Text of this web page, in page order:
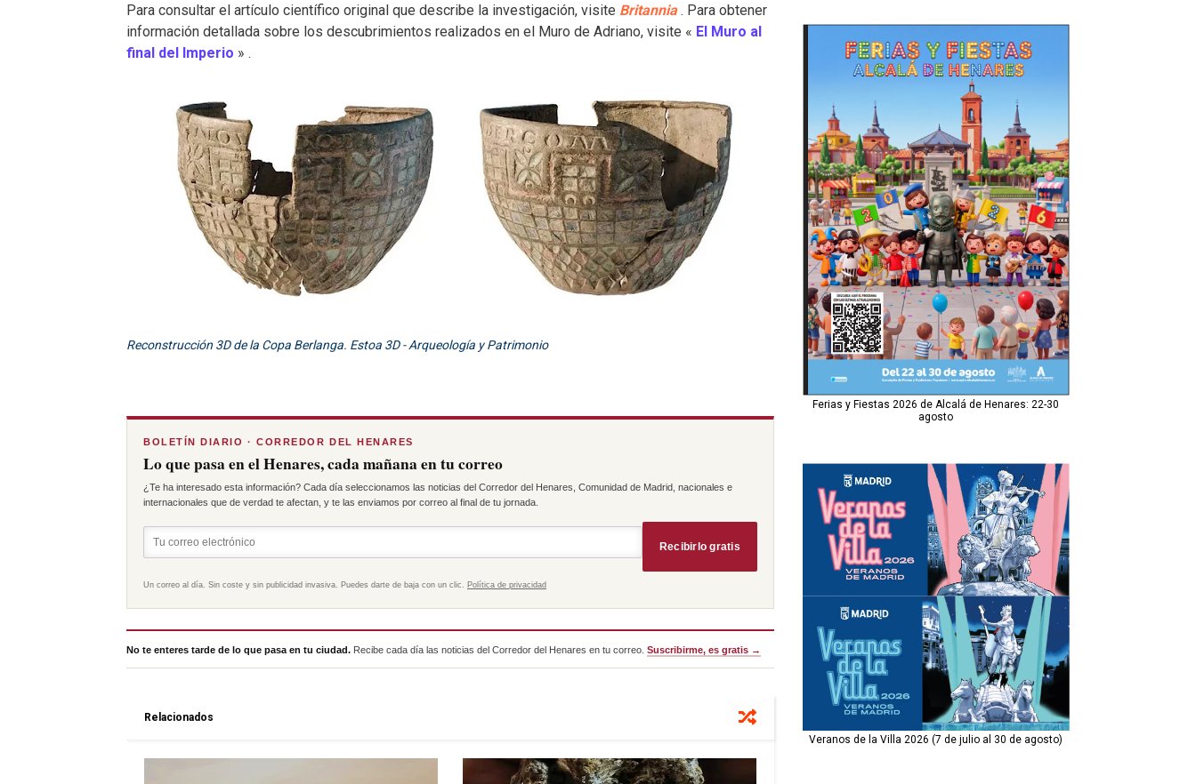
Para consultar el artículo científico original que describe la investigación, visite Britannia . Para obtener
información detallada sobre los descubrimientos realizados en el Muro de Adriano, visite « El Muro al
final del Imperio » .
Reconstrucción 3D de la Copa Berlanga. Estoa 3D - Arqueología y Patrimonio
BOLETÍN DIARIO · CORREDOR DEL HENARES
Lo que pasa en el Henares, cada mañana en tu correo
¿Te ha interesado esta información? Cada día seleccionamos las noticias del Corredor del Henares, Comunidad de Madrid, nacionales e
internacionales que de verdad te afectan, y te las enviamos por correo al final de tu jornada.
Recibirlo gratis
Un correo al día. Sin coste y sin publicidad invasiva. Puedes darte de baja con un clic. Política de privacidad
No te enteres tarde de lo que pasa en tu ciudad. Recibe cada día las noticias del Corredor del Henares en tu correo. Suscribirme, es gratis →
Relacionados
Ferias y Fiestas 2026 de Alcalá de Henares: 22-30
agosto
Veranos de la Villa 2026 (7 de julio al 30 de agosto)